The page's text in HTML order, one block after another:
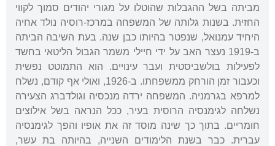
מביתה בשל ההגבלות שהוטלו על מגורי יהודים סמוך לקווי
החזית. בשנות גלותה של המשפחה במרכז-רוסיה נולד אחיה
היחיד עמנואל, שנפטר בהיותו כבן שנה. בעת השיבה הביתה
ב-1919 נעצר האב על ידי חיילי משמר הגבול הליטאי בחשד
לפעילות בולשביסטית ועבר עינויים. הוא התמוטט נפשית
וכעבור זמן הורחק ממשפחתו. ב-1926, ואולי אף קודם, נשלח
למרפא בגרמניה. המשפחה ירדה מנכסיה וגולדברג הצעירה
נשלחה לגימנסיה הרוסית בעיר, ככל הנראה בשל אילוצים
חומריים. בתוך כך שינה מוסד זה את אופיו והפך לגימנסיה
עברית. כבר בשנת הלימודים השנייה, בהיותה בת עשר,